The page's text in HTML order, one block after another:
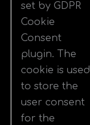
set by GDPR
Cookie
Consent
plugin. The
cookie is used
to store the
user consent
for the